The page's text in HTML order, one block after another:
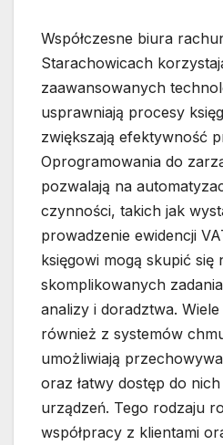
Współczesne biura
Starachowicach
zaawansowanych
usprawniają procesy
zwiększają efektywność
Oprogramowania do
pozwalają na
czynności, takich jak
prowadzenie ewidencji
księgowi mogą skupić się
skomplikowanych
analizy i doradztwa.
również z systemów
umożliwiają
oraz łatwy dostęp do
urządzeń. Tego rodzaju
współpracy z klientami